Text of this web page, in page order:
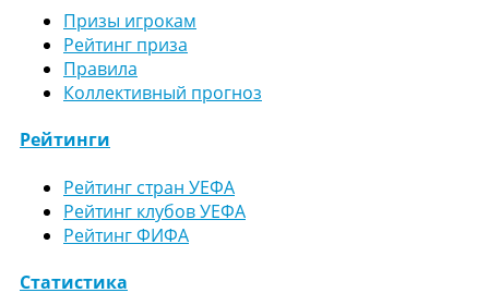
Призы игрокам
Рейтинг приза
Правила
Коллективный прогноз
Рейтинги
Рейтинг стран УЕФА
Рейтинг клубов УЕФА
Рейтинг ФИФА
Статистика